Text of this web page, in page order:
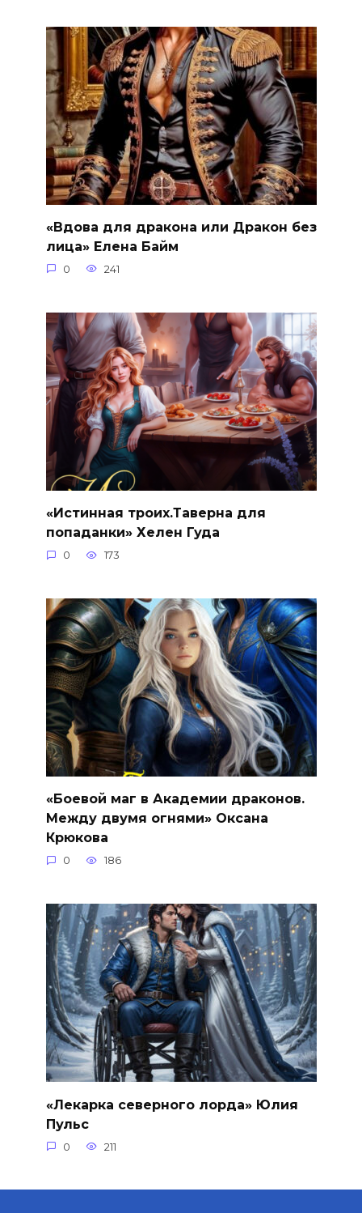
«Вдова для дракона или Дракон без
лица» Елена Байм
0 241
«Истинная троих.Таверна для
попаданки» Хелен Гуда
0 173
«Боевой маг в Академии драконов.
Между двумя огнями» Оксана
Крюкова
0 186
«Лекарка северного лорда» Юлия
Пульс
0 211